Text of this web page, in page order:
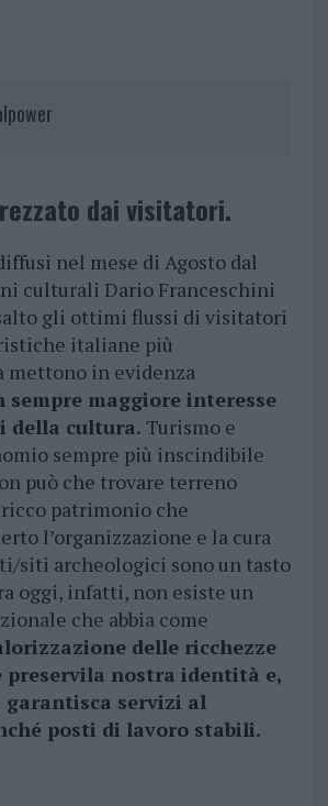
dai visitatori.
nel mese di Agosto dal
culturali Dario Franceschini
gli ottimi flussi di visitatori
italiane più
mettono in evidenza
sempre maggiore interesse
della cultura. Turismo e
sempre più inscindibile
può che trovare terreno
patrimonio che
l’organizzazione e la cura
siti archeologici sono un tasto
oggi, infatti, non esiste un
che abbia come
delle ricchezze
preservila nostra identità e,
garantisca servizi al
posti di lavoro stabili.